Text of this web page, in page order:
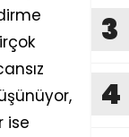
ise
3
4